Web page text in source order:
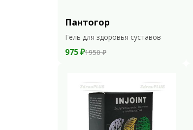
Пантогор
Гель для здоровья суставов
975 ₽1950 ₽